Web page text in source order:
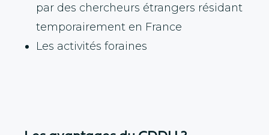
par des chercheurs étrangers résidant
temporairement en France
Les activités foraines